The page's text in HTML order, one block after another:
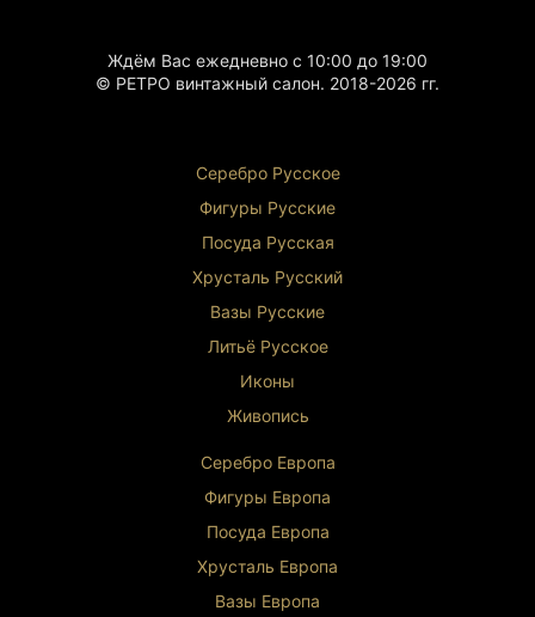
Ждём Вас ежедневно с 10:00 до 19:00
© РЕТРО винтажный салон. 2018-2026 гг.
Серебро Русское
Фигуры Русские
Посуда Русская
Хрусталь Русский
Вазы Русские
Литьё Русское
Иконы
Живопись
Серебро Европа
Фигуры Европа
Посуда Европа
Хрусталь Европа
Вазы Европа